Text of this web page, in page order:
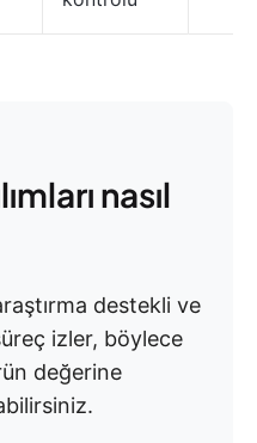
nasıl
destekli ve
izler, böylece
değerine